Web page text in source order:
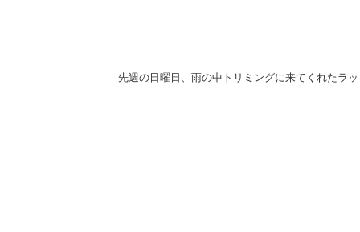
先週の日曜日、雨の中トリミングに来てくれたラッ